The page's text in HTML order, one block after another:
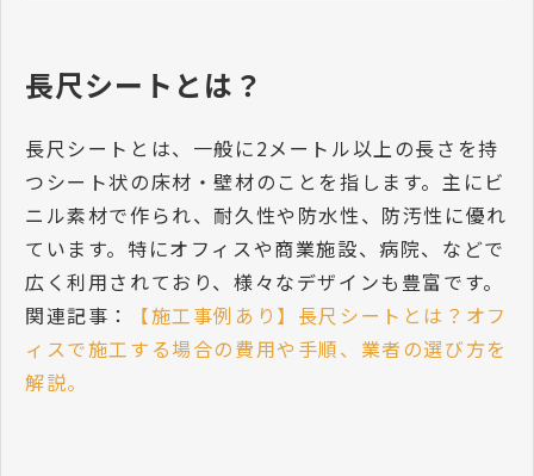
長尺シートとは？
長尺シートとは、一般に2メートル以上の長さを持
つシート状の床材・壁材のことを指します。主にビ
ニル素材で作られ、耐久性や防水性、防汚性に優れ
ています。特にオフィスや商業施設、病院、などで
広く利用されており、様々なデザインも豊富です。
関連記事：
【施工事例あり】長尺シートとは？オフ
ィスで施工する場合の費用や手順、業者の選び方を
解説。